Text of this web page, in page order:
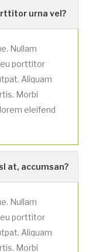
urna vel?
Nullam
porttitor
Aliquam
Morbi
eleifend
at, accumsan?
Nullam
porttitor
Aliquam
Morbi